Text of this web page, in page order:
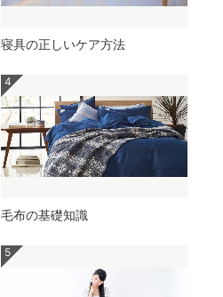
寝具の正しいケア方法
毛布の基礎知識